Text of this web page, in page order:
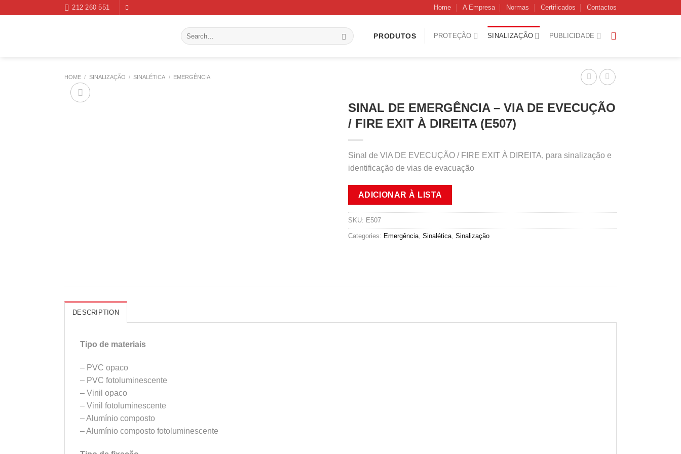
212 260 551 Home A Empresa Normas Certificados Contactos
Search
for:
PRODUTOS PROTEÇÃO SINALIZAÇÃO PUBLICIDADE
HOME / SINALIZAÇÃO / SINALÉTICA / EMERGÊNCIA
SINAL DE EMERGÊNCIA – VIA DE EVECUÇÃO
/ FIRE EXIT À DIREITA (E507)
Sinal de VIA DE EVECUÇÃO / FIRE EXIT À DIREITA, para sinalização e
identificação de vias de evacuação
ADICIONAR À LISTA
SKU: E507
Categories: Emergência, Sinalética, Sinalização
DESCRIPTION
Tipo de materiais
– PVC opaco
– PVC fotoluminescente
– Vinil opaco
– Vinil fotoluminescente
– Alumínio composto
– Alumínio composto fotoluminescente